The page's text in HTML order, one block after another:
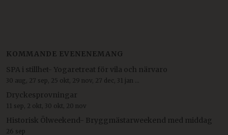
KOMMANDE EVENENEMANG
SPA i stillhet- Yogaretreat för vila och närvaro
30 aug, 27 sep, 25 okt, 29 nov, 27 dec, 31 jan ...
Dryckesprovningar
11 sep, 2 okt, 30 okt, 20 nov
Historisk Ölweekend- Bryggmästarweekend med middag
26 sep